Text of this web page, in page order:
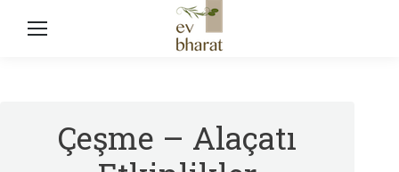
Çeşme – Alaçatı